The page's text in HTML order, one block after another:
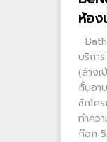
ห้อง
บริกา
(ล้างเ
กั้นอา
ชักโค
ทำคว
ก๊อก